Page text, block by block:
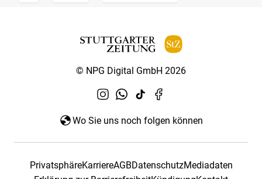
© NPG Digital GmbH 2026
Wo Sie uns noch folgen können
PrivatsphäreKarriereAGBDatenschutzMediadaten